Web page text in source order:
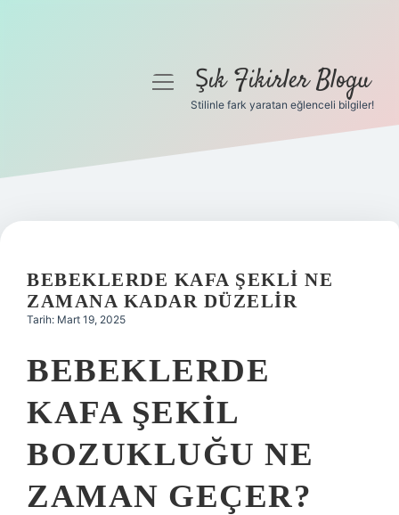
Gizlilik Politikası
Yasal Uyarı
menüyüŞık Fikirler Blogu
Stilinle fark yaratan eğlenceli bilgiler!
BEBEKLERDE KAFA ŞEKLI NE
ZAMANA KADAR DÜZELIR
Tarih: Mart 19, 2025
BEBEKLERDE
KAFA ŞEKIL
BOZUKLUĞU NE
ZAMAN GEÇER?